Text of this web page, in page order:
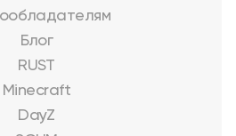
Блог
RUST
Minecraft
DayZ